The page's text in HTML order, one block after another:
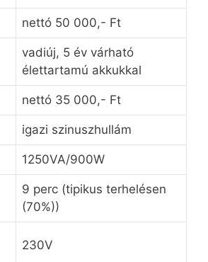
nettó 50 000,- Ft
vadiúj, 5 év várható
élettartamú akkukkal
nettó 35 000,- Ft
igazi szinuszhullám
1250VA/900W
9 perc (tipikus terhelésen
(70%))
230V